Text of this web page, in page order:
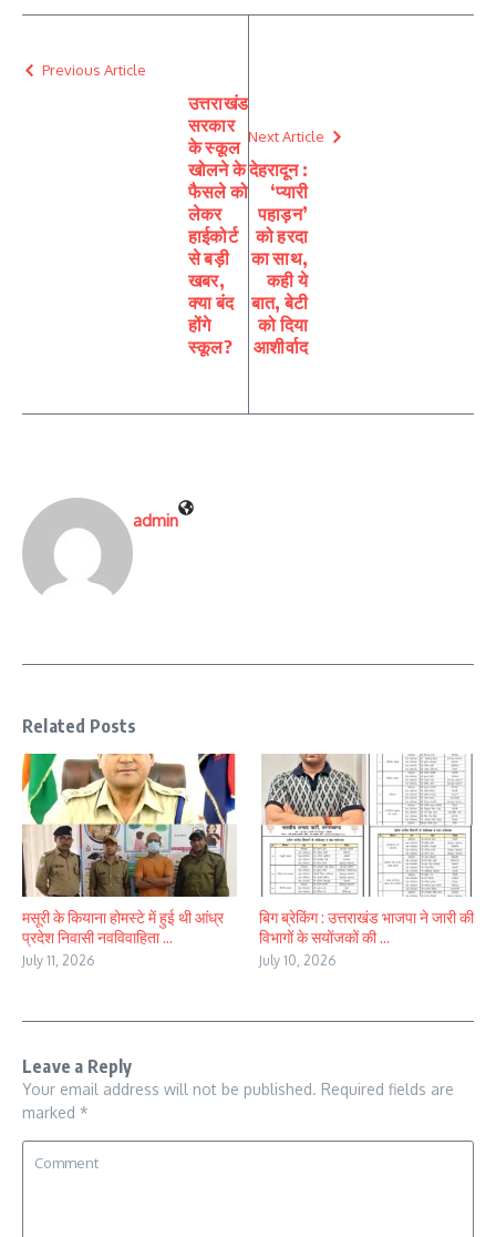
Previous Article
उत्तराखंड
सरकार
के स्कूल
खोलने के
फैसले को
लेकर
हाईकोर्ट
से बड़ी
खबर,
क्या बंद
होंगे
स्कूल?
Next Article
देहरादून :
‘प्यारी
पहाड़न’
को हरदा
का साथ,
कही ये
बात, बेटी
को दिया
आशीर्वाद
admin
Related Posts
मसूरी के कियाना होमस्टे में हुई थी आंध्र
प्रदेश निवासी नवविवाहिता ...
July 11, 2026
बिग ब्रेकिंग : उत्तराखंड भाजपा ने जारी की
विभागों के सयोंजकों की ...
July 10, 2026
Leave a Reply
Your email address will not be published. Required fields are
marked *